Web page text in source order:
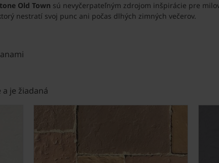
Old Town sú nevyčerpateľným zdrojom inšpirácie pre
nestratí svoj punc ani počas dlhých zimných večerov.
je žiadaná